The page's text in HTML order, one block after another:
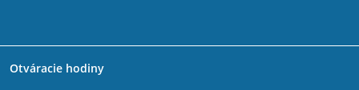
Otváracie hodiny